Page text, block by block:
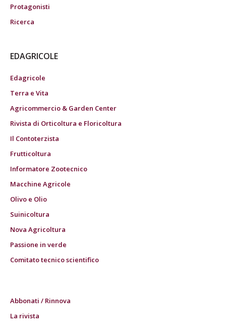
Protagonisti
Ricerca
EDAGRICOLE
Edagricole
Terra e Vita
Agricommercio & Garden Center
Rivista di Orticoltura e Floricoltura
Il Contoterzista
Frutticoltura
Informatore Zootecnico
Macchine Agricole
Olivo e Olio
Suinicoltura
Nova Agricoltura
Passione in verde
Comitato tecnico scientifico
Abbonati / Rinnova
La rivista